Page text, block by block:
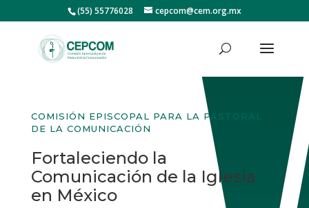
(55) 55776028 cepcom@cem.org.mx
COMISIÓN EPISCOPAL PARA LA PASTORAL
DE LA COMUNICACIÓN
Fortaleciendo la
Comunicación de la Iglesia
en México